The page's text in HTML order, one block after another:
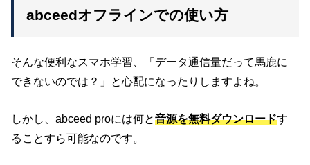
abceedオフラインでの使い方
そんな便利なスマホ学習、「データ通信量だって馬鹿に
できないのでは？」と心配になったりしますよね。
しかし、abceed proには何と音源を無料ダウンロードす
ることすら可能なのです。